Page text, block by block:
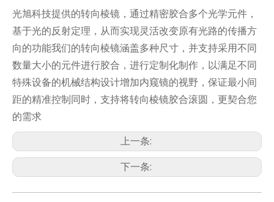
光旭科技提供的转向棱镜，通过精密胶合多个光学元件，
基于光的反射定理，从而实现灵活改变原有光路的传播方
向的功能我们的转向棱镜涵盖多种尺寸，并支持采用不同
数量大小的元件进行胶合，进行定制化制作，以满足不同
特殊设备的机械结构设计增加内窥镜的视野，保证最小间
距的精准控制同时，支持将转向棱镜胶合滚圆，更契合您
的需求
上一条:
下一条: